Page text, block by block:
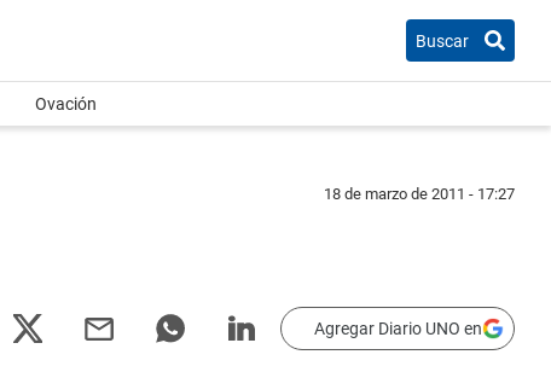
Buscar
Ovación
18 de marzo de 2011 - 17:27
Agregar Diario UNO en